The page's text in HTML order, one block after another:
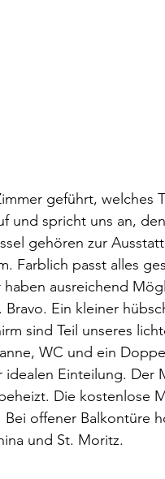
geführt, welches
und spricht uns an,
gehören zur
Farblich passt alles
ausreichend
Bravo. Ein kleiner
sind Teil unseres
WC und ein
Einteilung. Der
Die kostenlose
offener Balkontüre
und St. Moritz.